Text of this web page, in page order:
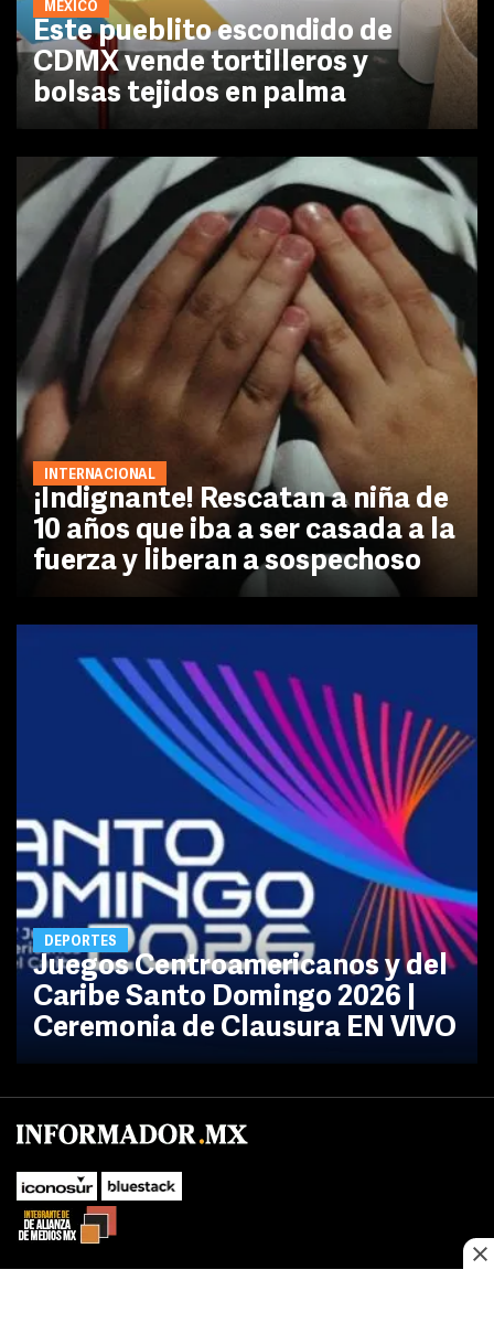
MÉXICO
Este pueblito escondido de
CDMX vende tortilleros y
bolsas tejidos en palma
INTERNACIONAL
¡Indignante! Rescatan a niña de
10 años que iba a ser casada a la
fuerza y liberan a sospechoso
DEPORTES
Juegos Centroamericanos y del
Caribe Santo Domingo 2026 |
Ceremonia de Clausura EN VIVO